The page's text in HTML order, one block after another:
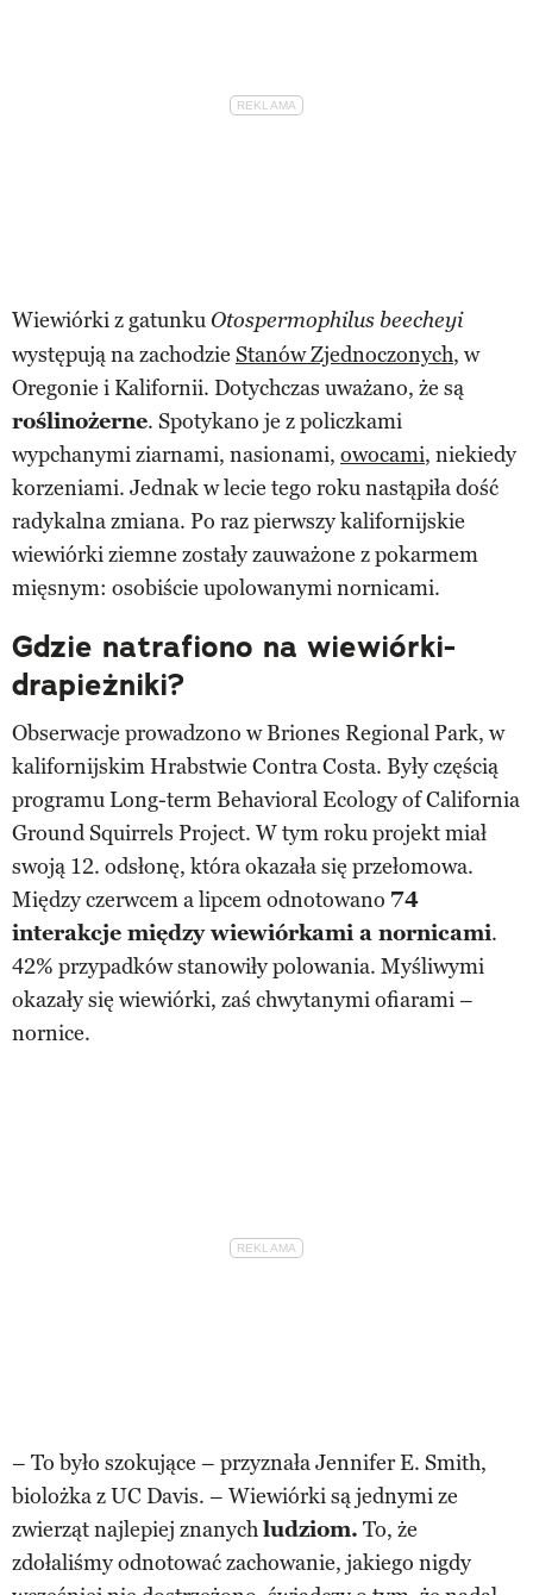
Wiewiórki z gatunku Otospermophilus beecheyi
występują na zachodzie Stanów Zjednoczonych, w
Oregonie i Kalifornii. Dotychczas uważano, że są
roślinożerne. Spotykano je z policzkami
wypchanymi ziarnami, nasionami, owocami, niekiedy
korzeniami. Jednak w lecie tego roku nastąpiła dość
radykalna zmiana. Po raz pierwszy kalifornijskie
wiewiórki ziemne zostały zauważone z pokarmem
mięsnym: osobiście upolowanymi nornicami.
Gdzie natrafiono na wiewiórki-
drapieżniki?
Obserwacje prowadzono w Briones Regional Park, w
kalifornijskim Hrabstwie Contra Costa. Były częścią
programu Long-term Behavioral Ecology of California
Ground Squirrels Project. W tym roku projekt miał
swoją 12. odsłonę, która okazała się przełomowa.
Między czerwcem a lipcem odnotowano 74
interakcje między wiewiórkami a nornicami.
42% przypadków stanowiły polowania. Myśliwymi
okazały się wiewiórki, zaś chwytanymi ofiarami –
nornice.
– To było szokujące – przyznała Jennifer E. Smith,
biolożka z UC Davis. – Wiewiórki są jednymi ze
zwierząt najlepiej znanychludziom. To, że
zdołaliśmy odnotować zachowanie, jakiego nigdy